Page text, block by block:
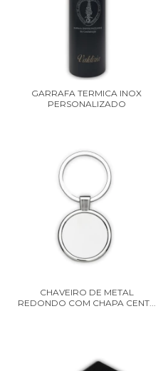
GARRAFA TERMICA INOX
PERSONALIZADO
CHAVEIRO DE METAL
REDONDO COM CHAPA CENT...